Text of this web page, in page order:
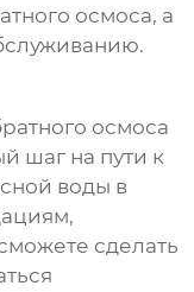
осмоса, а
осмоса
шаг на пути к
воды в
сделать